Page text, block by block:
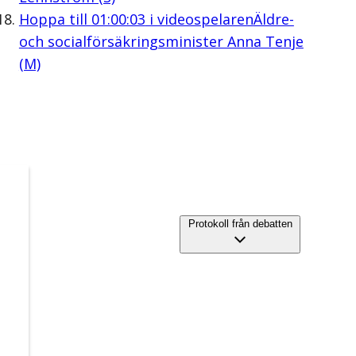
Hoppa till 01:00:03 i videospelarenÄldre-
och socialförsäkringsminister Anna Tenje
(M)
Protokoll från debatten